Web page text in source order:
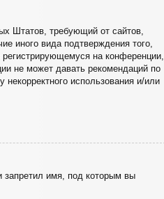
Штатов, требующий от сайтов,
иного вида подтверждения того,
на конференции,
не может давать рекомендаций по
использования и/или
запретил имя, под которым вы